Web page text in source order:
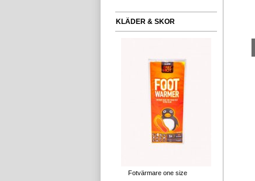
KLÄDER & SKOR
Fotvärmare one size